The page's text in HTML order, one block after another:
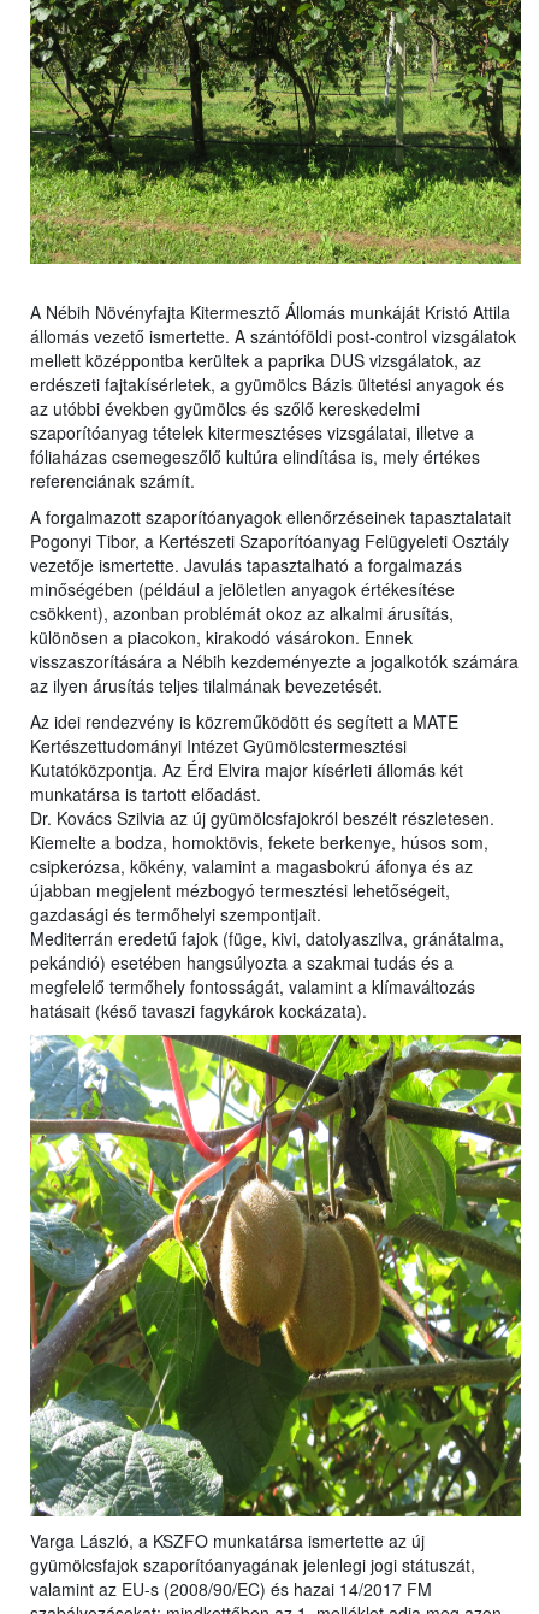
A Nébih Növényfajta Kitermesztő Állomás munkáját Kristó Attila
állomás vezető ismertette. A szántóföldi post-control vizsgálatok
mellett középpontba kerültek a paprika DUS vizsgálatok, az
erdészeti fajtakísérletek, a gyümölcs Bázis ültetési anyagok és
az utóbbi években gyümölcs és szőlő kereskedelmi
szaporítóanyag tételek kitermesztéses vizsgálatai, illetve a
fóliaházas csemegeszőlő kultúra elindítása is, mely értékes
referenciának számít.
A forgalmazott szaporítóanyagok ellenőrzéseinek tapasztalatait
Pogonyi Tibor, a Kertészeti Szaporítóanyag Felügyeleti Osztály
vezetője ismertette. Javulás tapasztalható a forgalmazás
minőségében (például a jelöletlen anyagok értékesítése
csökkent), azonban problémát okoz az alkalmi árusítás,
különösen a piacokon, kirakodó vásárokon. Ennek
visszaszorítására a Nébih kezdeményezte a jogalkotók számára
az ilyen árusítás teljes tilalmának bevezetését.
Az idei rendezvény is közreműködött és segített a MATE
Kertészettudományi Intézet Gyümölcstermesztési
Kutatóközpontja. Az Érd Elvira major kísérleti állomás két
munkatársa is tartott előadást.
Dr. Kovács Szilvia az új gyümölcsfajokról beszélt részletesen.
Kiemelte a bodza, homoktövis, fekete berkenye, húsos som,
csipkerózsa, kökény, valamint a magasbokrú áfonya és az
újabban megjelent mézbogyó termesztési lehetőségeit,
gazdasági és termőhelyi szempontjait.
Mediterrán eredetű fajok (füge, kivi, datolyaszilva, gránátalma,
pekándió) esetében hangsúlyozta a szakmai tudás és a
megfelelő termőhely fontosságát, valamint a klímaváltozás
hatásait (késő tavaszi fagykárok kockázata).
Varga László, a KSZFO munkatársa ismertette az új
gyümölcsfajok szaporítóanyagának jelenlegi jogi státuszát,
valamint az EU-s (2008/90/EC) és hazai 14/2017 FM